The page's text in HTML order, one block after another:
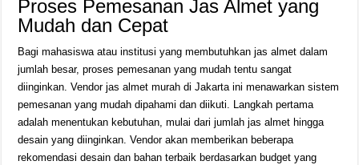
Proses Pemesanan Jas Almet yang
Mudah dan Cepat
Bagi mahasiswa atau institusi yang membutuhkan jas almet dalam
jumlah besar, proses pemesanan yang mudah tentu sangat
diinginkan. Vendor jas almet murah di Jakarta ini menawarkan sistem
pemesanan yang mudah dipahami dan diikuti. Langkah pertama
adalah menentukan kebutuhan, mulai dari jumlah jas almet hingga
desain yang diinginkan. Vendor akan memberikan beberapa
rekomendasi desain dan bahan terbaik berdasarkan budget yang